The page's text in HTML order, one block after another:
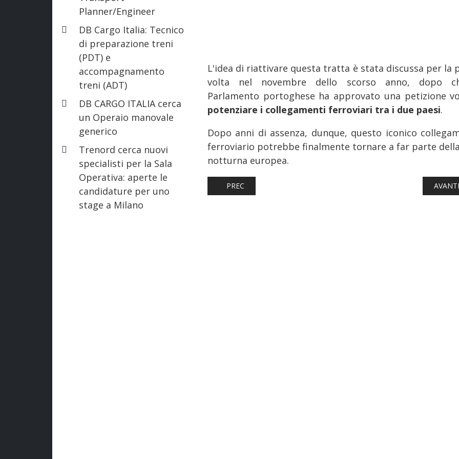
Planner/Engineer
DB Cargo Italia: Tecnico
di preparazione treni
(PDT) e
accompagnamento
treni (ADT)
DB CARGO ITALIA cerca
un Operaio manovale
generico
Trenord cerca nuovi
specialisti per la Sala
Operativa: aperte le
candidature per uno
stage a Milano
L'idea di riattivare questa tratta è stata discussa per la
volta nel novembre dello scorso anno, dopo
Parlamento portoghese ha approvato una petizione
potenziare i collegamenti ferroviari tra i due paesi.
Dopo anni di assenza, dunque, questo iconico
ferroviario potrebbe finalmente tornare a far parte
notturna europea.
ARTICOLO PRECEDENTE: FERROVIE: ECCO TUTTE LE LINEE DOVE I
PREC AVANTI